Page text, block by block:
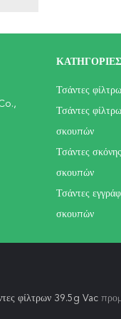
ΚΑΤΗΓΟΡΊΕΣ
Τσάντες
Τσάντες
σκουπών
Τσάντες
σκουπών
Τσάντες
σκουπών
φίλτρων 39.5g Vac